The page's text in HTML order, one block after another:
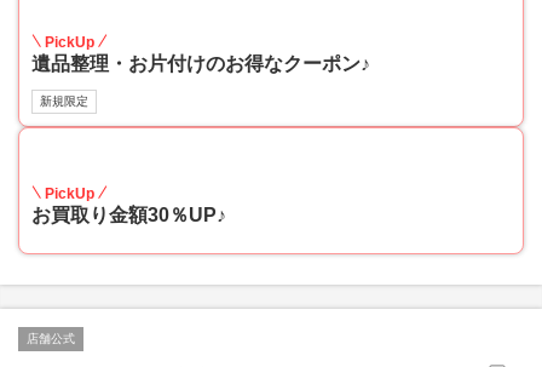
PickUp
遺品整理・お片付けのお得なクーポン♪
新規限定
PickUp
お買取り金額30％UP♪
店舗公式